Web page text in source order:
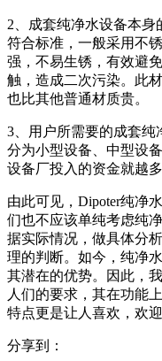
2、成套纯净水设备本
符合标准，一般采用不
强，不易生锈，有效避
触，造成二次污染。此
也比其他普通材质贵。
3、用户所需要的成套
分为小型设备、中型设
设备厂投入的资金就越多
由此可见，Dipoter纯净
们也不应该单纯考虑纯
据实际情况，做具体分
理的判断。如今，纯净
其潜在的优势。因此，
人们的要求，其在功能
特点更是让人喜欢，欢
分享到：